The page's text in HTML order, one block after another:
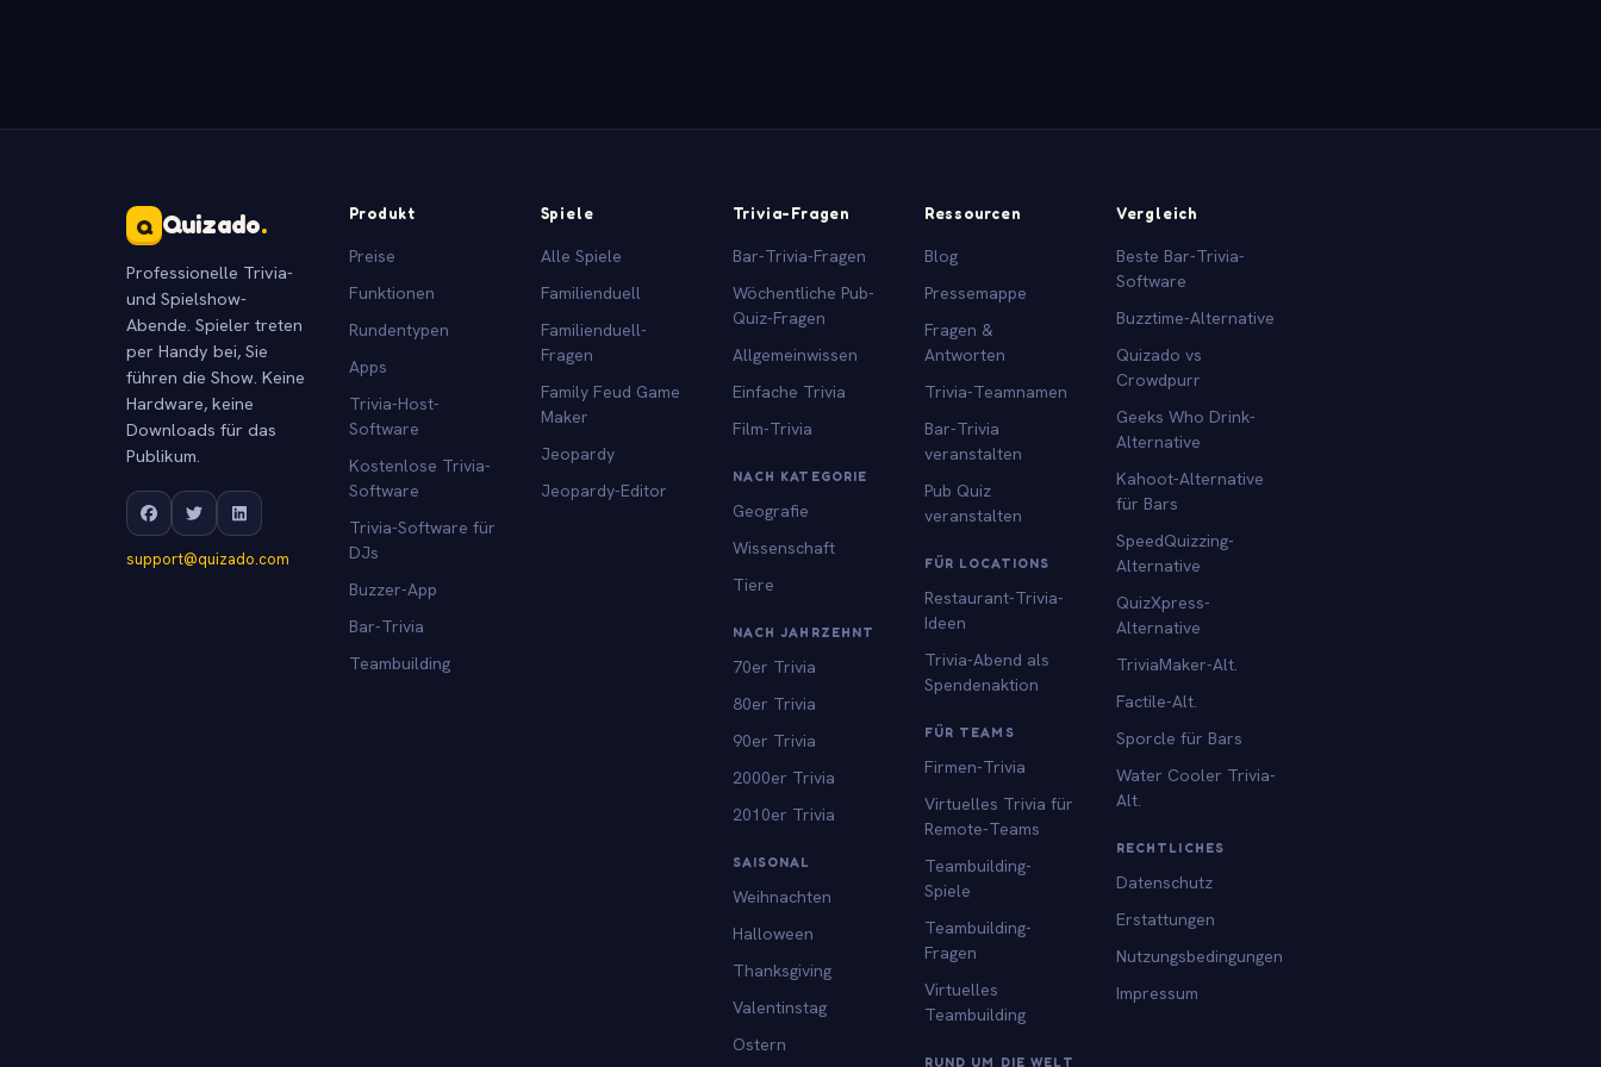
Q Quizado.
Professionelle Trivia-
und Spielshow-
Abende. Spieler treten
per Handy bei, Sie
führen die Show. Keine
Hardware, keine
Downloads für das
Publikum.
support@quizado.com
Produkt
Preise
Funktionen
Rundentypen
Apps
Trivia-Host-
Software
Kostenlose Trivia-
Software
Trivia-Software für
DJs
Buzzer-App
Bar-Trivia
Teambuilding
Spiele
Alle Spiele
Familienduell
Familienduell-
Fragen
Family Feud Game
Maker
Jeopardy
Jeopardy-Editor
Trivia-Fragen
Bar-Trivia-Fragen
Wöchentliche Pub-
Quiz-Fragen
Allgemeinwissen
Einfache Trivia
Film-Trivia
NACH KATEGORIE
Geografie
Wissenschaft
Tiere
NACH JAHRZEHNT
70er Trivia
80er Trivia
90er Trivia
2000er Trivia
2010er Trivia
SAISONAL
Weihnachten
Halloween
Thanksgiving
Valentinstag
Ostern
Ressourcen
Blog
Pressemappe
Fragen &
Antworten
Trivia-Teamnamen
Bar-Trivia
veranstalten
Pub Quiz
veranstalten
FÜR LOCATIONS
Restaurant-Trivia-
Ideen
Trivia-Abend als
Spendenaktion
FÜR TEAMS
Firmen-Trivia
Virtuelles Trivia für
Remote-Teams
Teambuilding-
Spiele
Teambuilding-
Fragen
Virtuelles
Teambuilding
RUND UM DIE WELT
Vergleich
Beste Bar-Trivia-
Software
Buzztime-Alternative
Quizado vs
Crowdpurr
Geeks Who Drink-
Alternative
Kahoot-Alternative
für Bars
SpeedQuizzing-
Alternative
QuizXpress-
Alternative
TriviaMaker-Alt.
Factile-Alt.
Sporcle für Bars
Water Cooler Trivia-
Alt.
RECHTLICHES
Datenschutz
Erstattungen
Nutzungsbedingungen
Impressum